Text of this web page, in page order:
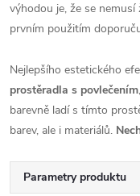
výhodou je, že se
prvním použitím
Nejlepšího estetického
prostěradla s povlečením
barevně ladí s tímto
barev, ale i materiálů.
Parametry produktu